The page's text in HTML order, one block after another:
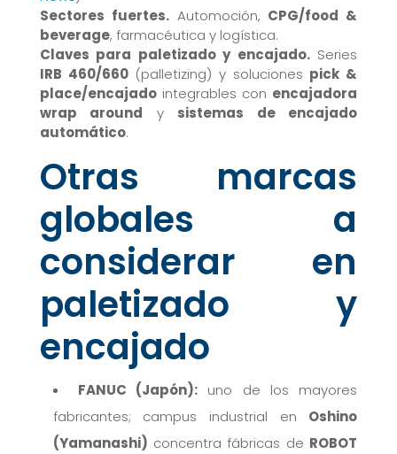
Sectores fuertes.Automoción, CPG/food &
beverage, farmacéutica y logística.
Claves para paletizado y encajado.Series
IRB 460/660(palletizing) y soluciones pick &
place/encajadointegrables con encajadora
wrap around y sistemas de encajado
automático.
Otras marcas
globales a
considerar en
paletizado y
encajado
FANUC (Japón): uno de los mayores
fabricantes; campus industrial en Oshino
(Yamanashi) concentra fábricas de ROBOT